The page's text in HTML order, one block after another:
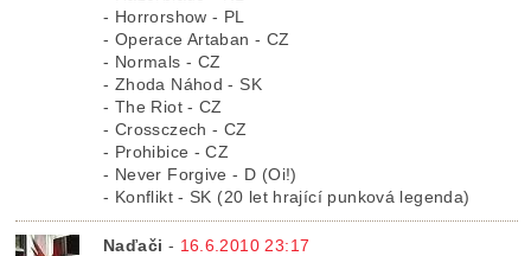
- Horrorshow - PL
- Operace Artaban - CZ
- Normals - CZ
- Zhoda Náhod - SK
- The Riot - CZ
- Crossczech - CZ
- Prohibice - CZ
- Never Forgive - D (Oi!)
- Konflikt - SK (20 let hrající punková legenda)
Naďači - 16.6.2010 23:17